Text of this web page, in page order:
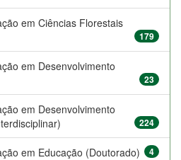
em Ciências Florestais
179
em Desenvolvimento
23
em Desenvolvimento
224
em Educação (Doutorado) 4